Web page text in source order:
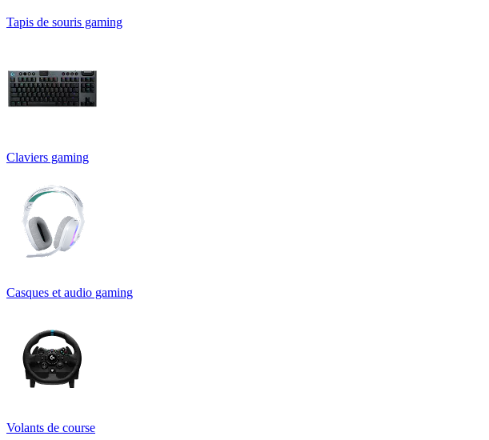
Tapis de souris gaming
Claviers gaming
Casques et audio gaming
Volants de course